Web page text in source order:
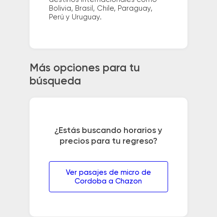
Bolivia, Brasil, Chile, Paraguay,
Perú y Uruguay.
Más opciones para tu
búsqueda
¿Estás buscando horarios y
precios para tu regreso?
Ver pasajes de micro de
Cordoba a Chazon